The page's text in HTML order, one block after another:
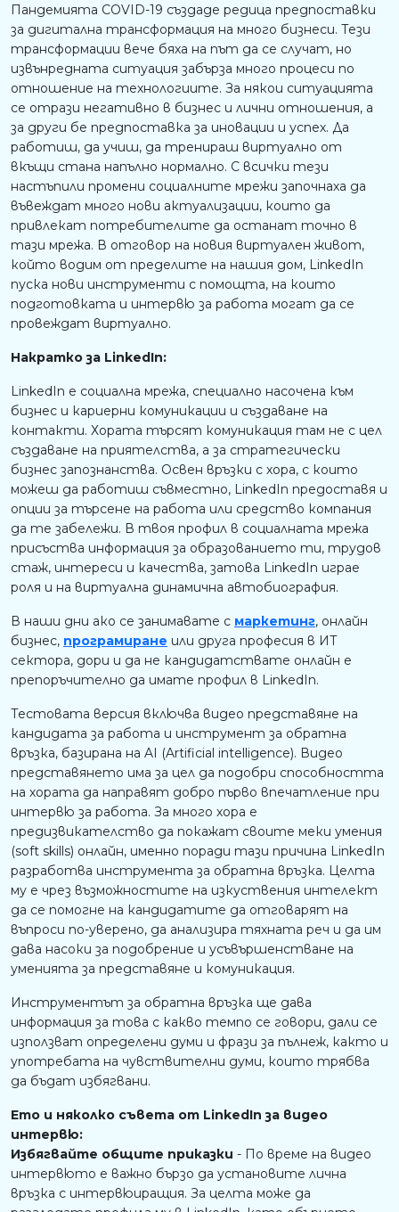
Пандемията COVID-19 създаде редица предпоставки
за дигитална трансформация на много бизнеси. Тези
трансформации вече бяха на път да се случат, но
извънредната ситуация забърза много процеси по
отношение на технологиите. За някои ситуацията
се отрази негативно в бизнес и лични отношения, а
за други бе предпоставка за иновации и успех. Да
работиш, да учиш, да тренираш виртуално от
вкъщи стана напълно нормално. С всички тези
настъпили промени социалните мрежи започнаха да
въвеждат много нови актуализации, които да
привлекат потребителите да останат точно в
тази мрежа. В отговор на новия виртуален живот,
който водим от пределите на нашия дом, LinkedIn
пуска нови инструменти с помощта, на които
подготовката и интервю за работа могат да се
провеждат виртуално.
Накратко за LinkedIn:
LinkedIn е социална мрежа, специално насочена към
бизнес и кариерни комуникации и създаване на
контакти. Хората търсят комуникация там не с цел
създаване на приятелства, а за стратегически
бизнес запознанства. Освен връзки с хора, с които
можеш да работиш съвместно, LinkedIn предоставя и
опции за търсене на работа или средство компания
да те забележи. В твоя профил в социалната мрежа
присъства информация за образованието ти, трудов
стаж, интереси и качества, затова LinkedIn играе
роля и на виртуална динамична автобиография.
В наши дни ако се занимавате с маркетинг, онлайн
бизнес, програмиране или друга професия в ИТ
сектора, дори и да не кандидатствате онлайн е
препоръчително да имате профил в LinkedIn.
Тестовата версия включва видео представяне на
кандидата за работа и инструмент за обратна
връзка, базирана на AI (Artificial intelligence). Видео
представянето има за цел да подобри способността
на хората да направят добро първо впечатление при
интервю за работа. За много хора е
предизвикателство да покажат своите меки умения
(soft skills) онлайн, именно поради тази причина LinkedIn
разработва инструмента за обратна връзка. Целта
му е чрез възможностите на изкуствения интелект
да се помогне на кандидатите да отговарят на
въпроси по-уверено, да анализира тяхната реч и да им
дава насоки за подобрение и усъвършенстване на
уменията за представяне и комуникация.
Инструментът за обратна връзка ще дава
информация за това с какво темпо се говори, дали се
използват определени думи и фрази за пълнеж, както и
употребата на чувствителни думи, които трябва
да бъдат избягвани.
Ето и няколко съвета от LinkedIn за видео
интервю:
Избягвайте общите приказки - По време на видео
интервюто е важно бързо да установите лична
връзка с интервюиращия. За целта може да